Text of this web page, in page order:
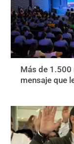
Más de 1.500
mensaje que